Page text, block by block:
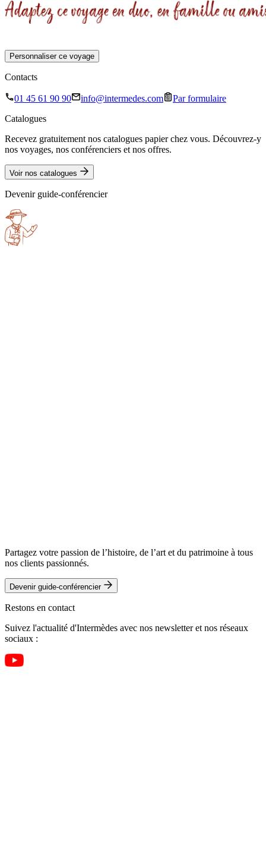
Personnaliser ce voyage
Contacts
01 45 61 90 90 info@intermedes.com
Par formulaire
Catalogues
Recevez gratuitement nos catalogues papier chez vous. Découvrez-y
nos voyages, nos conférenciers et nos offres.
Voir nos catalogues
Devenir guide-conférencier
Partagez votre passion de l’histoire, de l’art et du patrimoine à tous
nos clients passionnés.
Devenir guide-conférencier
Restons en contact
Suivez l'actualité d'Intermèdes avec nos newsletter et nos réseaux
sociaux :